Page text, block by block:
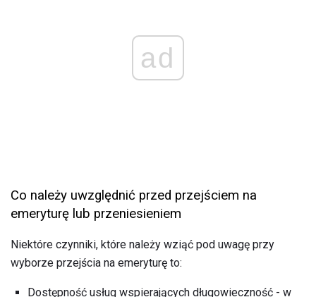
ad
Co należy uwzględnić przed przejściem na
emeryturę lub przeniesieniem
Niektóre czynniki, które należy wziąć pod uwagę przy
wyborze przejścia na emeryturę to:
Dostępność usług wspierających długowieczność - w